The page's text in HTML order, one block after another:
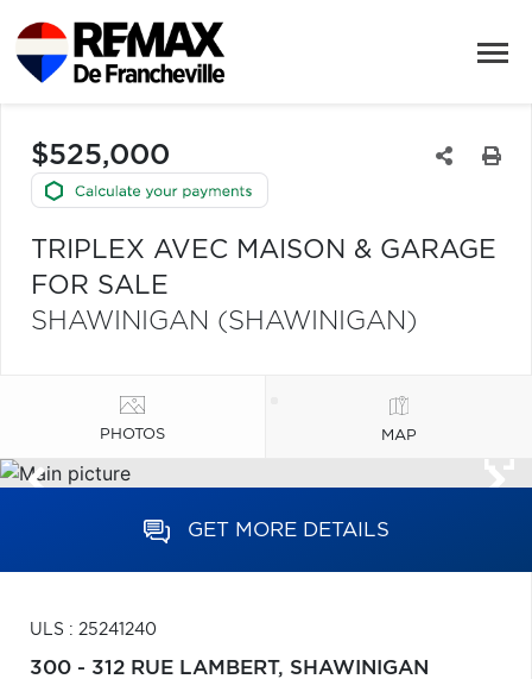
$525,000
TRIPLEX AVEC MAISON & GARAGE
FOR SALE
SHAWINIGAN (SHAWINIGAN)
PHOTOS MAP
GET MORE DETAILS
ULS : 25241240
300 - 312 RUE LAMBERT, SHAWINIGAN